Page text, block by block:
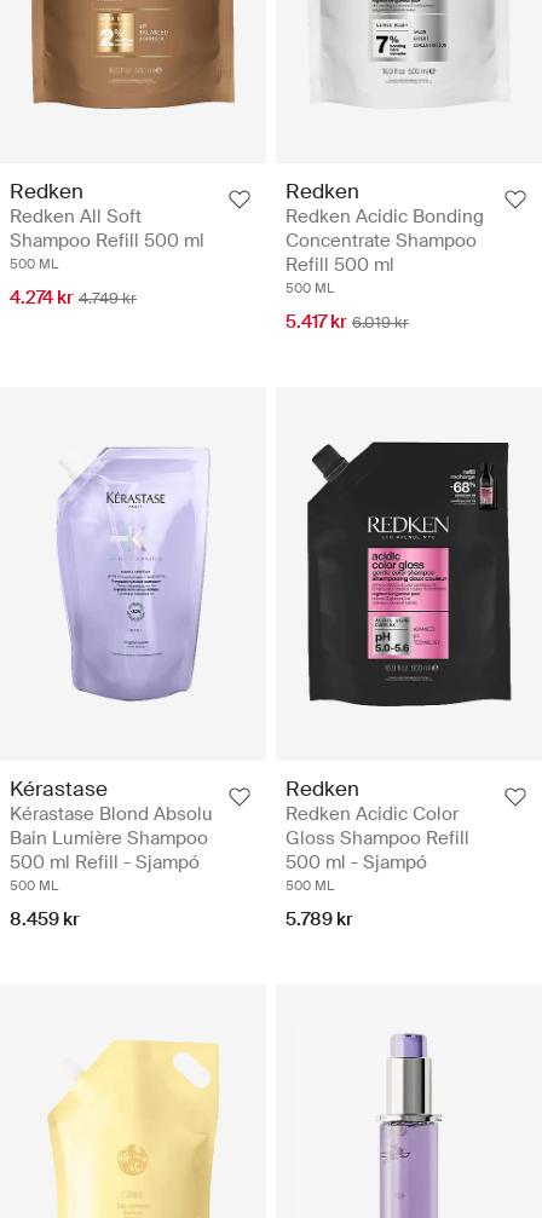
Redken
Redken All Soft
Shampoo Refill 500 ml
500 ML
4.274 kr 4.749 kr
Redken
Redken Acidic Bonding
Concentrate Shampoo
Refill 500 ml
500 ML
5.417 kr 6.019 kr
Kérastase
Kérastase Blond Absolu
Bain Lumière Shampoo
500 ml Refill - Sjampó
500 ML
8.459 kr
Redken
Redken Acidic Color
Gloss Shampoo Refill
500 ml - Sjampó
500 ML
5.789 kr